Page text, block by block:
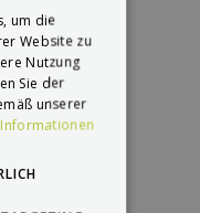
um die
Website zu
Nutzung
Sie der
unserer